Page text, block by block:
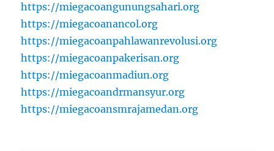
https://miegacoangunungsahari.org
https://miegacoanancol.org
https://miegacoanpahlawanrevolusi.org
https://miegacoanpakerisan.org
https://miegacoanmadiun.org
https://miegacoandrmansyur.org
https://miegacoansmrajamedan.org